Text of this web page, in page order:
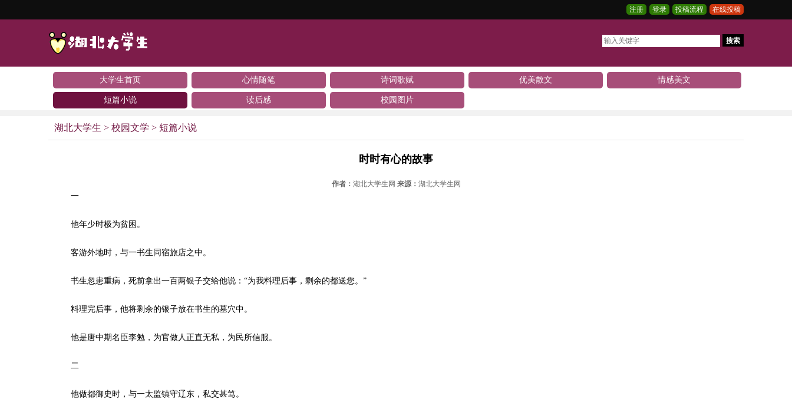
注册 登录 投稿流程 在线投稿
搜索
大学生首页 心情随笔 诗词歌赋 优美散文 情感美文
短篇小说 读后感 校园图片
湖北大学生 > 校园文学 > 短篇小说
时时有心的故事
作者： 湖北大学生网 来源： 湖北大学生网
一
他年少时极为贫困。
客游外地时，与一书生同宿旅店之中。
书生忽患重病，死前拿出一百两银子交给他说：“为我料理后事，剩余的都送您。”
料理完后事，他将剩余的银子放在书生的墓穴中。
他是唐中期名臣李勉，为官做人正直无私，为民所信服。
二
他做都御史时，与一太监镇守辽东，私交甚笃。